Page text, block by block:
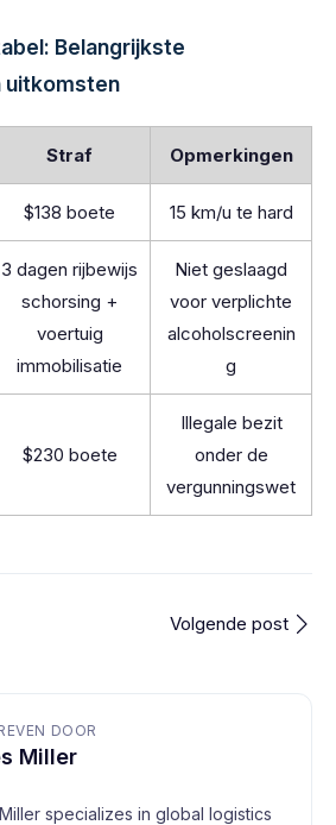
Belangrijkste
uitkomsten
Straf Opmerkingen
$138 boete 15 km/u te hard
3 dagen rijbewijs
schorsing +
voertuig
immobilisatie
Niet geslaagd
voor verplichte
alcoholscreenin
g
$230 boete
Illegale bezit
onder de
vergunningswet
Volgende post
DOOR
Miller
specializes in global logistics